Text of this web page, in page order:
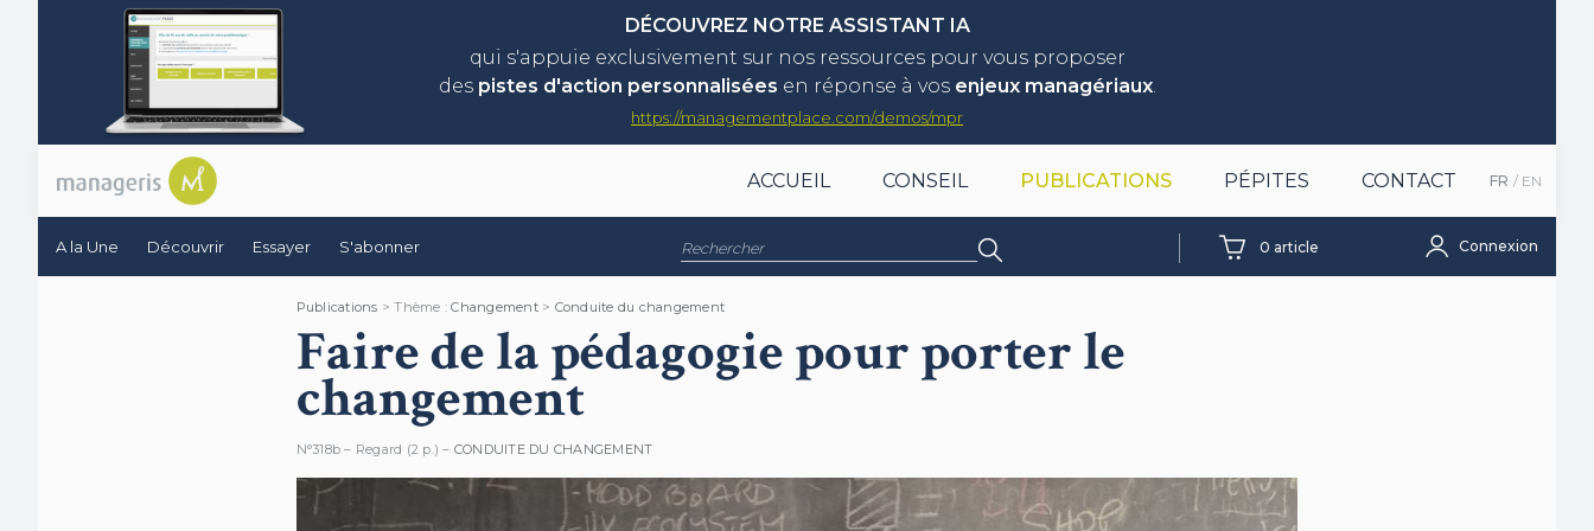
DÉCOUVREZ NOTRE ASSISTANT IA
qui s'appuie exclusivement sur nos ressources pour vous proposer
des pistes d'action personnalisées en réponse à vos enjeux managériaux.
https://managementplace.com/demos/mpr
ACCUEIL CONSEIL PUBLICATIONS PÉPITES CONTACT FR EN
A la Une Découvrir Essayer S'abonner Rechercher : 0 article Connexion
Publications > Thème :Changement> Conduite du changement
Faire de la pédagogie pour porter le
changement
N°318b – Regard (2 p.) – CONDUITE DU CHANGEMENT